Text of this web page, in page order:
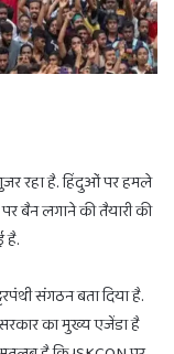
रहा है. हिंदुओं पर हमले
बैन लगाने की तैयारी की
है.
संगठन बता दिया है.
का मुख्य एजेंडा है